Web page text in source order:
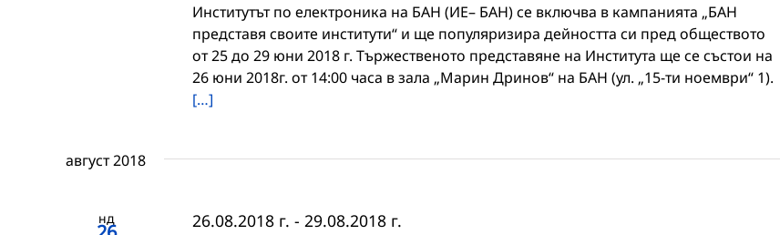
Институтът по електроника на БАН (ИЕ– БАН) се включва в кампанията „БАН
представя своите институти“ и ще популяризира дейността си пред обществото
от 25 до 29 юни 2018 г. Тържественото представяне на Института ще се състои на
26 юни 2018г. от 14:00 часа в зала „Марин Дринов“ на БАН (ул. „15-ти ноември“ 1).
[…]
август 2018
нд 26.08.2018 г. - 29.08.2018 г.